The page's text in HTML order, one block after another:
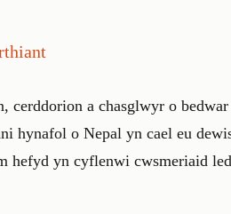
cerddorion a chasglwyr o
hynafol o Nepal yn cael eu
hefyd yn cyflenwi cwsmeriaid